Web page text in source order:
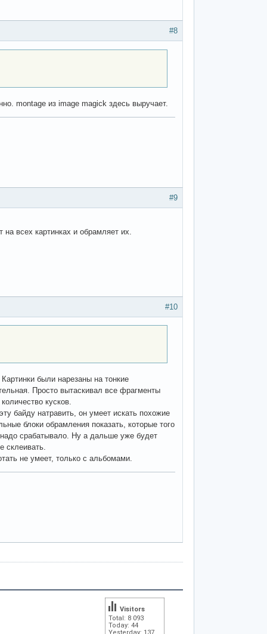
#8
montage из image magick здесь выручает.
#9
всех картинках и обрамляет их.
#10
были нарезаны на тонкие
Просто вытаскивал все фрагменты
кусков.
байду натравить, он умеет искать похожие
блоки обрамления показать, которые того
срабатывало. Ну а дальше уже будет
склеивать.
не умеет, только с альбомами.
Total: 8 093
Today: 44
Yesterday: 137
Visitors